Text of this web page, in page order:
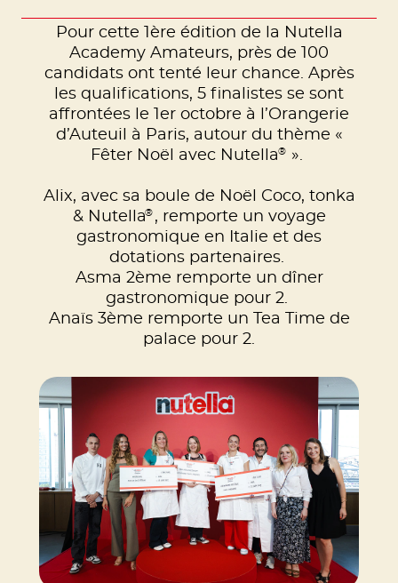
Pour cette 1ère édition de la Nutella
Academy Amateurs, près de 100
candidats ont tenté leur chance. Après
les qualifications, 5 finalistes se sont
affrontées le 1er octobre à l’Orangerie
d’Auteuil à Paris, autour du thème «
Fêter Noël avec Nutella® ».
Alix, avec sa boule de Noël Coco, tonka
& Nutella® , remporte un voyage
gastronomique en Italie et des
dotations partenaires.
Asma 2ème remporte un dîner
gastronomique pour 2.
Anaïs 3ème remporte un Tea Time de
palace pour 2.